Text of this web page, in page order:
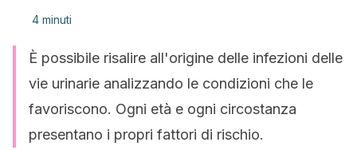
4 minuti
È possibile risalire all'origine delle infezioni delle
vie urinarie analizzando le condizioni che le
favoriscono. Ogni età e ogni circostanza
presentano i propri fattori di rischio.